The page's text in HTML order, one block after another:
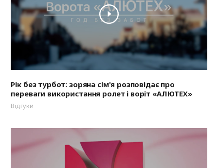
Рік без турбот: зоряна сім'я розповідає про
переваги використання ролет і воріт «АЛЮТЕХ»
Відгуки